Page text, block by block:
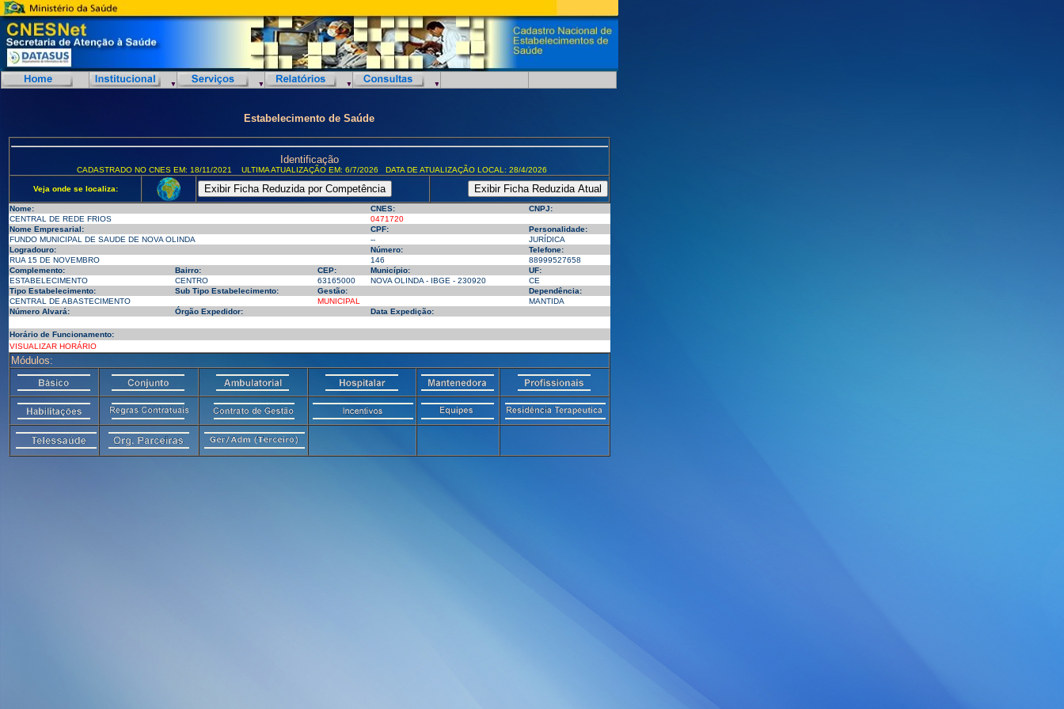
Estabelecimento de Saúde
Identificação
CADASTRADO NO CNES EM: 18/11/2021 ULTIMA ATUALIZAÇÃO EM: 6/7/2026 DATA DE ATUALIZAÇÃO LOCAL: 28/4/2026
Veja onde se localiza:
Nome: CNES:
CNPJ:
CENTRAL DE REDE FRIOS
0471720
Nome Empresarial:
CPF:
Personalidade:
FUNDO MUNICIPAL DE SAUDE DE NOVA OLINDA
--
JURÍDICA
Logradouro:
Número:
Telefone:
RUA 15 DE NOVEMBRO
146
88999527658
Complemento:
Bairro: CEP: Município:
UF:
ESTABELECIMENTO
CENTRO 63165000 NOVA OLINDA - IBGE - 230920
CE
Tipo Estabelecimento:
Sub Tipo Estabelecimento: Gestão:
Dependência:
CENTRAL DE ABASTECIMENTO
MUNICIPAL
MANTIDA
Número Alvará:
Órgão Expedidor: Data Expedição:
Horário de Funcionamento:
VISUALIZAR HORÁRIO
Módulos: